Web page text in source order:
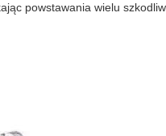
powstawania wielu